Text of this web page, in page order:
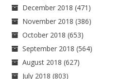
December 2018 (471)
November 2018 (386)
October 2018 (653)
September 2018 (564)
August 2018 (627)
July 2018 (803)